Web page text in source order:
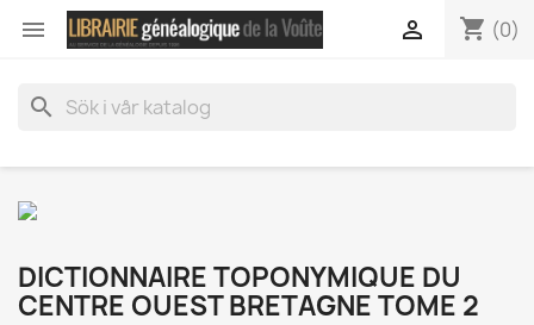
 shopping_cart (0)

search
DICTIONNAIRE TOPONYMIQUE DU
CENTRE OUEST BRETAGNE TOME 2